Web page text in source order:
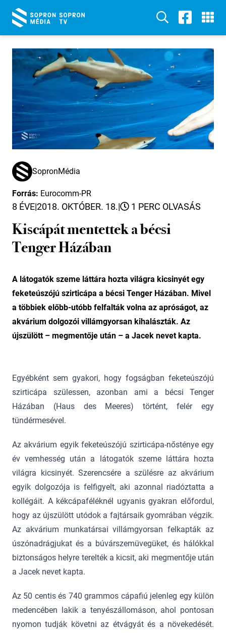
SopronMédia
Forrás: Eurocomm-PR
8 ÉVE|2018. OKTÓBER. 18.| 1 PERC OLVASÁS
Kiscápát mentettek a bécsi
Tenger Házában
A látogatók szeme láttára hozta világra kicsinyét egy
feketeúszójú szirticápa a bécsi Tenger Házában. Mivel
a többiek előbb-utóbb felfalták volna az apróságot, az
akvárium dolgozói villámgyorsan kihalászták. Az
újszülött – megmentője után – a Jacek nevet kapta.
Egyébként sem gyakori, hogy fogságban feketeúszójú
szirticápa szülessen, azonban ami a bécsi Tenger
Házában (Haus des Meeres) történt, felér egy
tündérmesével.
Az akvárium egyik feketeúszójú szirticápa-nősténye egy
év vemhesség után a látogatók szeme láttára hozta
világra kicsinyét. Szerencsére a szülésre az akvárium
egyik dolgozója is felfigyelt, aki azonnal riadóztatta a
kollégáit. A kékcápaféléknél ugyanis gyakran előfordul,
hogy az újszülött utódok a fajtársaik gyomrában végzik.
Az akvárium munkatársai villámgyorsan felkapták az
úszónadrágjukat és a búvárszemüvegüket, és hálókkal
biztonságos helyre terelték a kicsit, aki megmentője után
a Jacek nevet kapta.
Az 50 centis és 740 grammos cápafiú jelenleg egy külön
medencében lakik a tenyészállomáson, ahol pontosan
nyomon tudják követni az étvágyát és a növekedését.